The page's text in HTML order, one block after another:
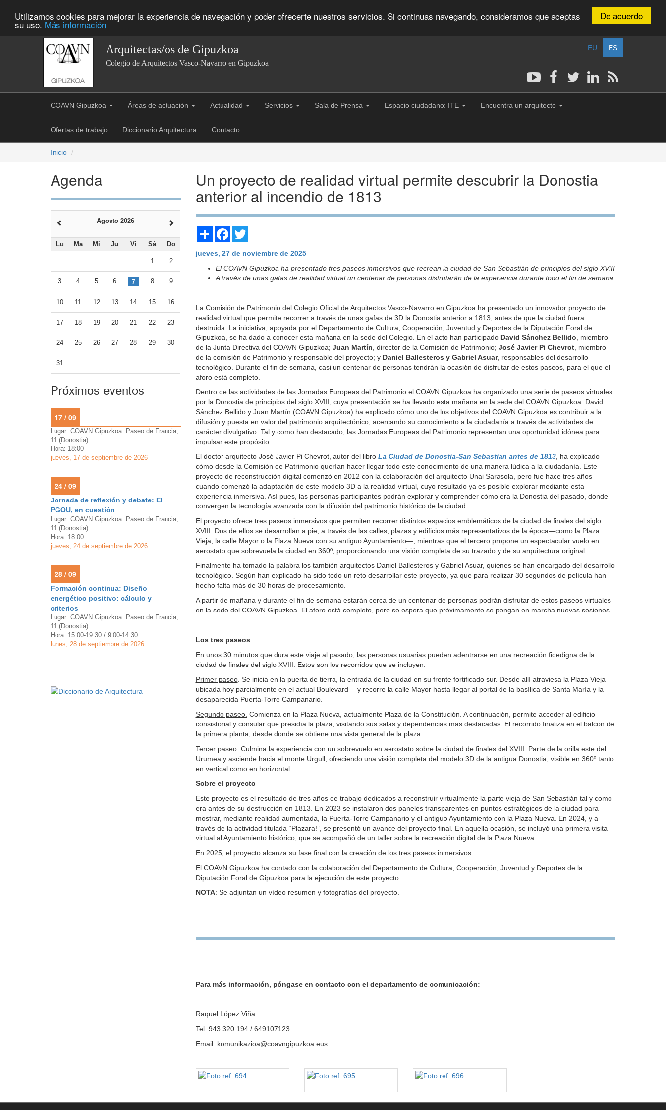
De acuerdo
Utilizamos cookies para mejorar la experiencia de navegación y poder ofrecerte nuestros servicios. Si continuas navegando, consideramos que aceptas
su uso. Más información
EU ES
Arquitectas/os de Gipuzkoa
Colegio de Arquitectos Vasco-Navarro en Gipuzkoa
COAVN Gipuzkoa Áreas de actuación Actualidad Servicios Sala de Prensa Espacio ciudadano: ITE Encuentra un arquitecto
Ofertas de trabajo Diccionario Arquitectura Contacto
Inicio
Un proyecto de realidad virtual permite descubrir la Donostia
anterior al incendio de 1813
Share Facebook
jueves, 27 de noviembre de 2025
El COAVN Gipuzkoa ha presentado tres paseos inmersivos que recrean la ciudad de San Sebastián de principios del siglo XVIII
A través de unas gafas de realidad virtual un centenar de personas disfrutarán de la experiencia durante todo el fin de semana
La Comisión de Patrimonio del Colegio Oficial de Arquitectos Vasco-Navarro en Gipuzkoa ha presentado un innovador proyecto de
realidad virtual que permite recorrer a través de unas gafas de 3D la Donostia anterior a 1813, antes de que la ciudad fuera
destruida. La iniciativa, apoyada por el Departamento de Cultura, Cooperación, Juventud y Deportes de la Diputación Foral de
Gipuzkoa, se ha dado a conocer esta mañana en la sede del Colegio. En el acto han participado David Sánchez Bellido , miembro
de la Junta Directiva del COAVN Gipuzkoa; Juan Martín , director de la Comisión de Patrimonio; José Javier Pi Chevrot, miembro
de la comisión de Patrimonio y responsable del proyecto; y Daniel Ballesteros y Gabriel Asuar, responsables del desarrollo
tecnológico. Durante el fin de semana, casi un centenar de personas tendrán la ocasión de disfrutar de estos paseos, para el que el
aforo está completo.
Dentro de las actividades de las Jornadas Europeas del Patrimonio el COAVN Gipuzkoa ha organizado una serie de paseos virtuales
por la Donostia de principios del siglo XVIII, cuya presentación se ha llevado esta mañana en la sede del COAVN Gipuzkoa. David
Sánchez Bellido y Juan Martín (COAVN Gipuzkoa) ha explicado cómo uno de los objetivos del COAVN Gipuzkoa es contribuir a la
difusión y puesta en valor del patrimonio arquitectónico, acercando su conocimiento a la ciudadanía a través de actividades de
carácter divulgativo. Tal y como han destacado, las Jornadas Europeas del Patrimonio representan una oportunidad idónea para
impulsar este propósito.
El doctor arquitecto José Javier Pi Chevrot, autor del libro La Ciudad de Donostia-San Sebastian antes de 1813, ha explicado
cómo desde la Comisión de Patrimonio querían hacer llegar todo este conocimiento de una manera lúdica a la ciudadanía. Este
proyecto de reconstrucción digital comenzó en 2012 con la colaboración del arquitecto Unai Sarasola, pero fue hace tres años
cuando comenzó la adaptación de este modelo 3D a la realidad virtual, cuyo resultado ya es posible explorar mediante esta
experiencia inmersiva. Así pues, las personas participantes podrán explorar y comprender cómo era la Donostia del pasado, donde
convergen la tecnología avanzada con la difusión del patrimonio histórico de la ciudad.
El proyecto ofrece tres paseos inmersivos que permiten recorrer distintos espacios emblemáticos de la ciudad de finales del siglo
XVIII. Dos de ellos se desarrollan a pie, a través de las calles, plazas y edificios más representativos de la época—como la Plaza
Vieja, la calle Mayor o la Plaza Nueva con su antiguo Ayuntamiento—, mientras que el tercero propone un espectacular vuelo en
aerostato que sobrevuela la ciudad en 360º, proporcionando una visión completa de su trazado y de su arquitectura original.
Finalmente ha tomado la palabra los también arquitectos Daniel Ballesteros y Gabriel Asuar, quienes se han encargado del desarrollo
tecnológico. Según han explicado ha sido todo un reto desarrollar este proyecto, ya que para realizar 30 segundos de película han
hecho falta más de 30 horas de procesamiento.
A partir de mañana y durante el fin de semana estarán cerca de un centenar de personas podrán disfrutar de estos paseos virtuales
en la sede del COAVN Gipuzkoa. El aforo está completo, pero se espera que próximamente se pongan en marcha nuevas sesiones.
Los tres paseos
En unos 30 minutos que dura este viaje al pasado, las personas usuarias pueden adentrarse en una recreación fidedigna de la
ciudad de finales del siglo XVIII. Estos son los recorridos que se incluyen:
Primer paseo. Se inicia en la puerta de tierra, la entrada de la ciudad en su frente fortificado sur. Desde allí atraviesa la Plaza Vieja —
ubicada hoy parcialmente en el actual Boulevard— y recorre la calle Mayor hasta llegar al portal de la basílica de Santa María y la
desaparecida Puerta-Torre Campanario.
Segundo paseo. Comienza en la Plaza Nueva, actualmente Plaza de la Constitución. A continuación, permite acceder al edificio
consistorial y consular que presidía la plaza, visitando sus salas y dependencias más destacadas. El recorrido finaliza en el balcón de
la primera planta, desde donde se obtiene una vista general de la plaza.
Tercer paseo. Culmina la experiencia con un sobrevuelo en aerostato sobre la ciudad de finales del XVIII. Parte de la orilla este del
Urumea y asciende hacia el monte Urgull, ofreciendo una visión completa del modelo 3D de la antigua Donostia, visible en 360º tanto
en vertical como en horizontal.
Sobre el proyecto
Este proyecto es el resultado de tres años de trabajo dedicados a reconstruir virtualmente la parte vieja de San Sebastián tal y como
era antes de su destrucción en 1813. En 2023 se instalaron dos paneles transparentes en puntos estratégicos de la ciudad para
mostrar, mediante realidad aumentada, la Puerta-Torre Campanario y el antiguo Ayuntamiento con la Plaza Nueva. En 2024, y a
través de la actividad titulada “Plazara!”, se presentó un avance del proyecto final. En aquella ocasión, se incluyó una primera visita
virtual al Ayuntamiento histórico, que se acompañó de un taller sobre la recreación digital de la Plaza Nueva.
En 2025, el proyecto alcanza su fase final con la creación de los tres paseos inmersivos.
El COAVN Gipuzkoa ha contado con la colaboración del Departamento de Cultura, Cooperación, Juventud y Deportes de la
Diputación Foral de Gipuzkoa para la ejecución de este proyecto.
NOTA: Se adjuntan un vídeo resumen y fotografías del proyecto.
Para más información, póngase en contacto con el departamento de comunicación:
Raquel López Viña
Tel. 943 320 194 / 649107123
Email: komunikazioa@coavngipuzkoa.eus
Agenda
Agosto 2026
Lu Ma Mi Ju Vi Sá Do
1 2
3 4 5 6 7 8 9
10 11 12 13 14 15 16
17 18 19 20 21 22 23
24 25 26 27 28 29 30
31
Próximos eventos
17 / 09
Lugar: COAVN Gipuzkoa. Paseo de Francia,
11 (Donostia)
Hora: 18:00
jueves, 17 de septiembre de 2026
24 / 09
Jornada de reflexión y debate: El
PGOU, en cuestión
Lugar: COAVN Gipuzkoa. Paseo de Francia,
11 (Donostia)
Hora: 18:00
jueves, 24 de septiembre de 2026
28 / 09
Formación continua: Diseño
energético positivo: cálculo y
criterios
Lugar: COAVN Gipuzkoa. Paseo de Francia,
11 (Donostia)
Hora: 15:00-19:30 / 9:00-14:30
lunes, 28 de septiembre de 2026